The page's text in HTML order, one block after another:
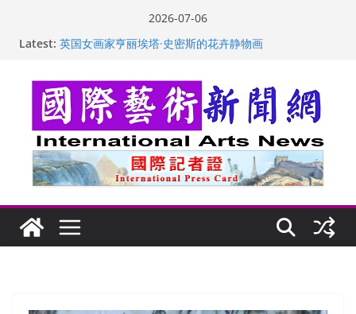
2026-07-06
Latest: “梵心”归处：一场展览 连着攀枝花的千里乡愁
美国人
玛丽安娜·卡拉切娃的绘画：幽默和难以言喻的快乐
苏方 ：“字”得其乐